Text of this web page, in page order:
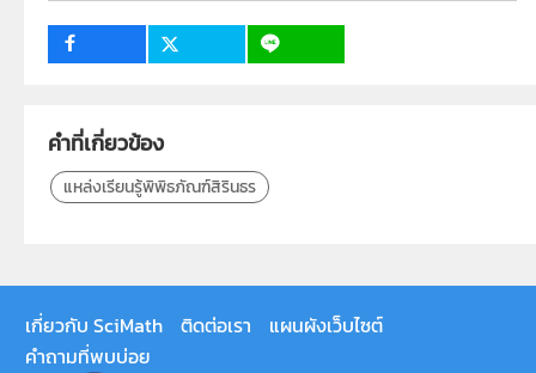
ลิขสิทธิ์
สถาบันส่งเสริมการสอนวิทยาศาสตร์และเทคโนโลยี (สสวท.)
คำที่เกี่ยวข้อง
แหล่งเรียนรู้พิพิธภัณฑ์สิรินธร
เกี่ยวกับ SciMath ติดต่อเรา
แผนผังเว็บไซต์
คำถามที่พบบ่อย